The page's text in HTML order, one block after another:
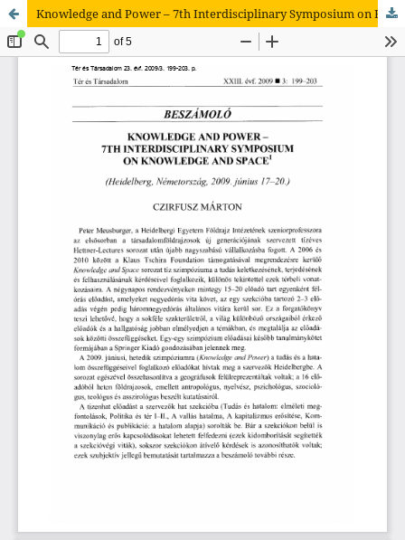
Knowledge and Power – 7th Interdisciplinary Symposium on Knowledge and Space